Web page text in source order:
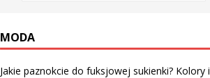
MODA
Jakie paznokcie do fuksjowej sukienki? Kolory i